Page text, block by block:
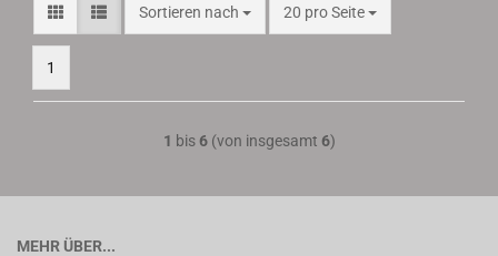
Sortieren nach
Sortieren nach 20 pro Seite
pro Seite
1
1 bis6(von insgesamt 6)
MEHR ÜBER...